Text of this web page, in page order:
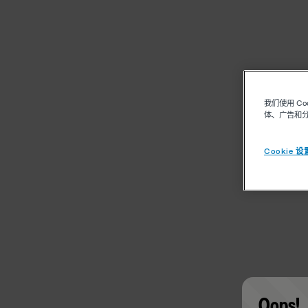
我们使用
体、广告和
Cookie 设